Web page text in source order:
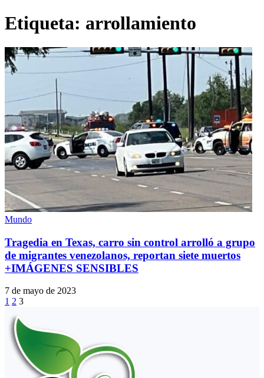
Etiqueta: arrollamiento
Mundo
Tragedia en Texas, carro sin control arrolló a grupo
de migrantes venezolanos, reportan siete muertos
+IMÁGENES SENSIBLES
7 de mayo de 2023
1 2 3